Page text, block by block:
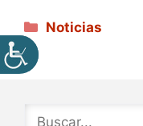
Categorías
Noticias
Buscar